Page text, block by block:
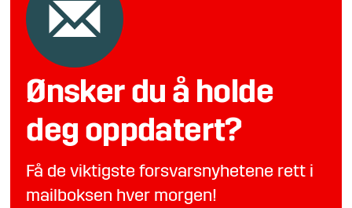
Ønsker du å holde
deg oppdatert?
Få de viktigste forsvarsnyhetene rett i
mailboksen hver morgen!